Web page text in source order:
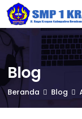
S
M
P
1
Pengumuman
dan Daftar
Ulang SPMB
SMP Negeri 1
Kragan Tahun
Ajaran
2026/2027 |
SMP 1 Kragan
a
v
e
L
m
p
u
Blog
Beranda Blog